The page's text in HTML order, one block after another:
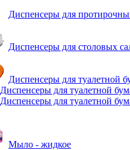
Диспенсеры для
Диспенсеры для столовых
Диспенсеры для туалетной
Диспенсеры для туалетной
Диспенсеры для туалетной
Мыло - жидкое